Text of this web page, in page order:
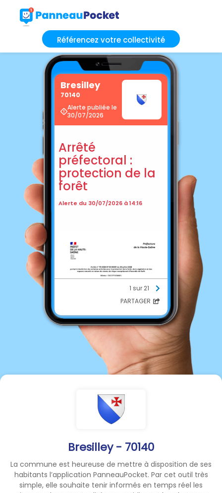
Référencez votre collectivité
Bresilley - 70140
La commune est heureuse de mettre à disposition de ses
habitants l’application PanneauPocket. Par cet outil très
simple, elle souhaite tenir informés en temps réel les
Bresilley
70140
Alerte publiée le
30/07/2026
Arrêté
préfectoral :
protection de la
forêt
Alerte du 30/07/2026 à 14:16
1 sur 21
PARTAGER